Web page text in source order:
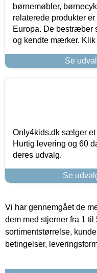
børnemøbler,
relaterede produkter
Europa. De bestræber
og kendte mærker. Klik
Se
Only4kids.dk sælger
Hurtig levering og 60
deres udvalg.
Se
Vi har gennemgået de
dem med stjerner fra 1
sortimentstørrelse,
betingelser,